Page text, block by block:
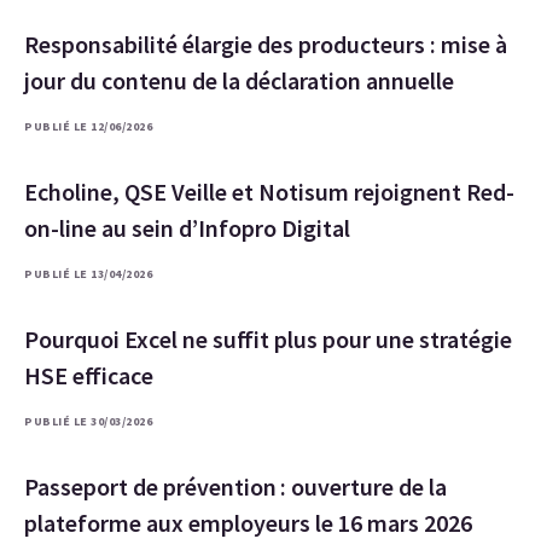
Responsabilité élargie des producteurs : mise à
jour du contenu de la déclaration annuelle
PUBLIÉ LE 12/06/2026
Echoline, QSE Veille et Notisum rejoignent Red-
on-line au sein d’Infopro Digital
PUBLIÉ LE 13/04/2026
Pourquoi Excel ne suffit plus pour une stratégie
HSE efficace
PUBLIÉ LE 30/03/2026
Passeport de prévention : ouverture de la
plateforme aux employeurs le 16 mars 2026